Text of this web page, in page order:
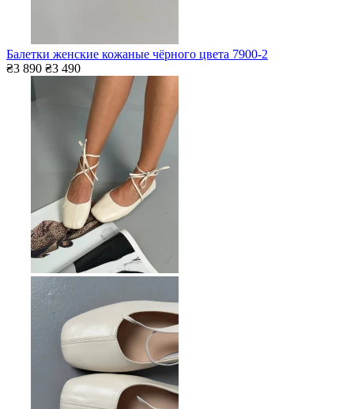
Балетки женские кожаные чёрного цвета 7900-2
₴3 890 ₴3 490